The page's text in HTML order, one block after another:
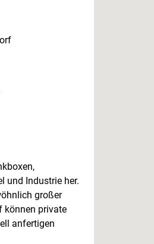
und Industrie her.
großer
können private
anfertigen